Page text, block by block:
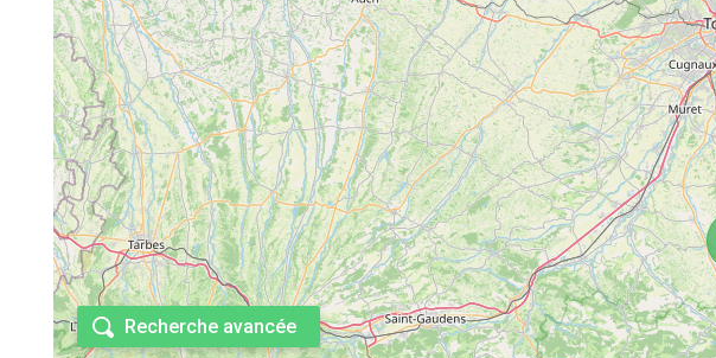
Recherche avancée